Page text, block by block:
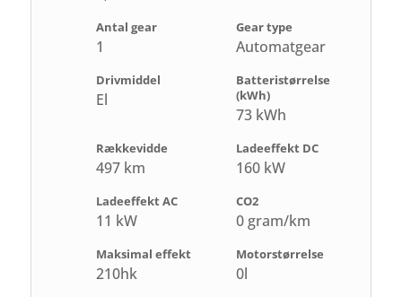
Antal gear
1
Gear type
Automatgear
Drivmiddel
El
Batteristørrelse
(kWh)
73 kWh
Rækkevidde
497 km
Ladeeffekt DC
160 kW
Ladeeffekt AC
11 kW
CO2
0 gram/km
Maksimal effekt
210hk
Motorstørrelse
0l